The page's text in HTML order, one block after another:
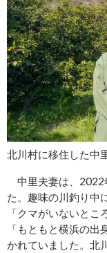
北川村に移住した中
中里夫妻は、2022
た。趣味の川釣り中
「クマがいないとこ
「もともと横浜の
かれていました。北